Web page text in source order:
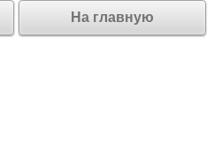
На главную